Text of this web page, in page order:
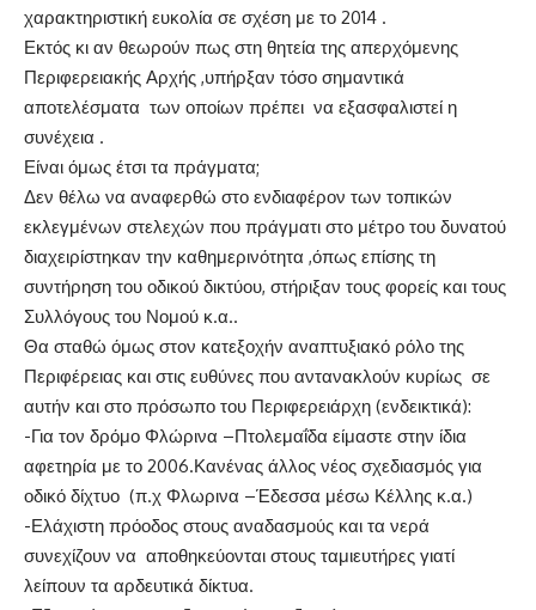
χαρακτηριστική ευκολία σε σχέση με το 2014 .
Εκτός κι αν θεωρούν πως στη θητεία της απερχόμενης
Περιφερειακής Αρχής ,υπήρξαν τόσο σημαντικά
αποτελέσματα των οποίων πρέπει να εξασφαλιστεί η
συνέχεια .
Είναι όμως έτσι τα πράγματα;
Δεν θέλω να αναφερθώ στο ενδιαφέρον των τοπικών
εκλεγμένων στελεχών που πράγματι στο μέτρο του δυνατού
διαχειρίστηκαν την καθημερινότητα ,όπως επίσης τη
συντήρηση του οδικού δικτύου, στήριξαν τους φορείς και τους
Συλλόγους του Νομού κ.α..
Θα σταθώ όμως στον κατεξοχήν αναπτυξιακό ρόλο της
Περιφέρειας και στις ευθύνες που αντανακλούν κυρίως σε
αυτήν και στο πρόσωπο του Περιφερειάρχη (ενδεικτικά):
-Για τον δρόμο Φλώρινα –Πτολεμαΐδα είμαστε στην ίδια
αφετηρία με το 2006.Κανένας άλλος νέος σχεδιασμός για
οδικό δίχτυο (π.χ Φλωρινα –Έδεσσα μέσω Κέλλης κ.α.)
-Ελάχιστη πρόοδος στους αναδασμούς και τα νερά
συνεχίζουν να αποθηκεύονται στους ταμιευτήρες γιατί
λείπουν τα αρδευτικά δίκτυα.